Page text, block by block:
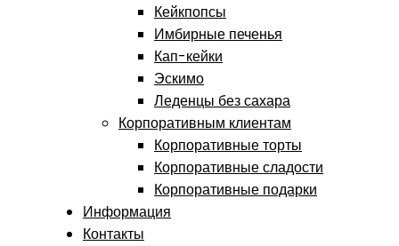
Кейкпопсы
Имбирные печенья
Кап-кейки
Эскимо
Леденцы без сахара
Корпоративным клиентам
Корпоративные торты
Корпоративные сладости
Корпоративные подарки
Информация
Контакты